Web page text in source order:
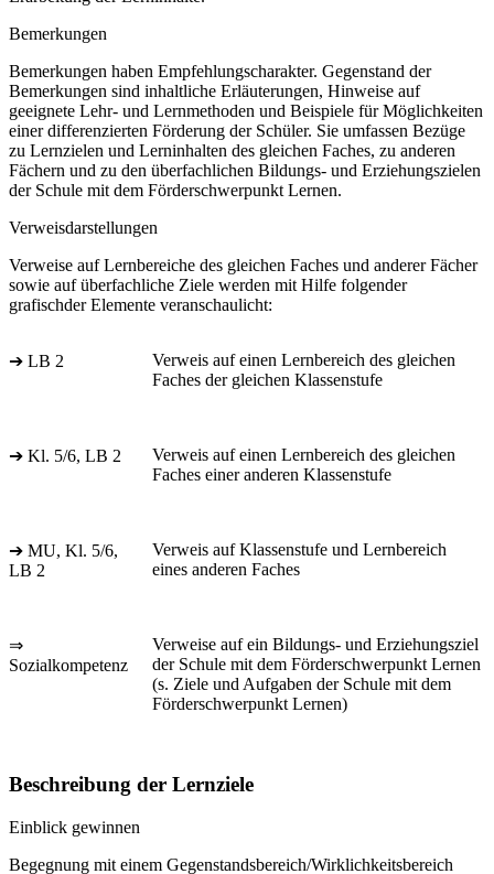
Bemerkungen
Bemerkungen haben Empfehlungscharakter. Gegenstand der
Bemerkungen sind inhaltliche Erläuterungen, Hinweise auf
geeignete Lehr- und Lernmethoden und Beispiele für Möglichkeiten
einer differenzierten Förderung der Schüler. Sie umfassen Bezüge
zu Lernzielen und Lerninhalten des gleichen Faches, zu anderen
Fächern und zu den überfachlichen Bildungs- und Erziehungszielen
der Schule mit dem Förderschwerpunkt Lernen.
Verweisdarstellungen
Verweise auf Lernbereiche des gleichen Faches und anderer Fächer
sowie auf überfachliche Ziele werden mit Hilfe folgender
grafischder Elemente veranschaulicht:
➔ LB 2
Verweis auf einen Lernbereich des gleichen
Faches der gleichen Klassenstufe
➔ Kl. 5/6, LB 2
Verweis auf einen Lernbereich des gleichen
Faches einer anderen Klassenstufe
➔ MU, Kl. 5/6,
LB 2
Verweis auf Klassenstufe und Lernbereich
eines anderen Faches
⇒
Sozialkompetenz
Verweise auf ein Bildungs- und Erziehungsziel
der Schule mit dem Förderschwerpunkt Lernen
(s. Ziele und Aufgaben der Schule mit dem
Förderschwerpunkt Lernen)
Beschreibung der Lernziele
Einblick gewinnen
Begegnung mit einem Gegenstandsbereich/Wirklichkeitsbereich